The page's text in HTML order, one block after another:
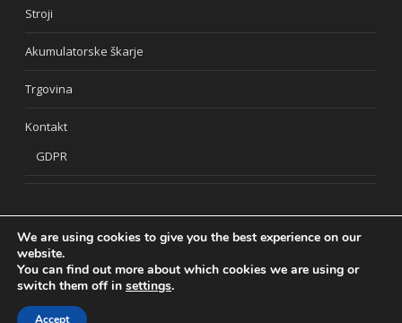
Stroji
Akumulatorske škarje
Trgovina
Kontakt
GDPR
We are using cookies to give you the best experience on our
website.
You can find out more about which cookies we are using or
switch them off in settings.
Accept